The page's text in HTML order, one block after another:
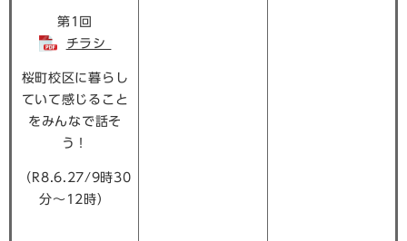
第1回
チラシ
桜町校区に暮らし
ていて感じること
をみんなで話そ
う！
（R8.6.27/9時30
分～12時）